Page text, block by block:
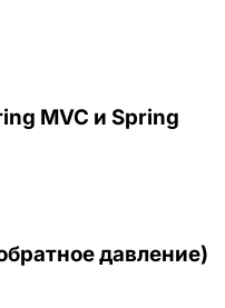
MVC и Spring
давление)